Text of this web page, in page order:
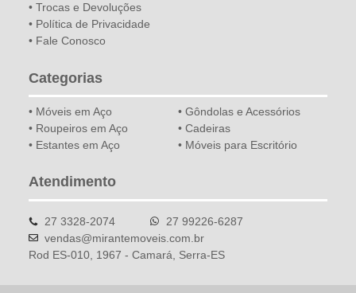
• Trocas e Devoluções
• Política de Privacidade
• Fale Conosco
Categorias
• Móveis em Aço
• Roupeiros em Aço
• Estantes em Aço
• Gôndolas e Acessórios
• Cadeiras
• Móveis para Escritório
Atendimento
27 3328-2074
27 99226-6287
vendas@mirantemoveis.com.br
Rod ES-010, 1967 - Camará, Serra-ES